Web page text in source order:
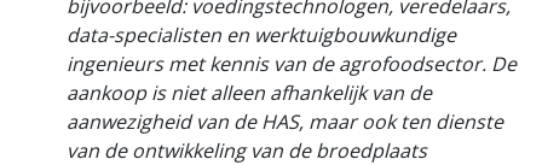
bijvoorbeeld: voedingstechnologen, veredelaars,
data-specialisten en werktuigbouwkundige
ingenieurs met kennis van de agrofoodsector. De
aankoop is niet alleen afhankelijk van de
aanwezigheid van de HAS, maar ook ten dienste
van de ontwikkeling van de broedplaats